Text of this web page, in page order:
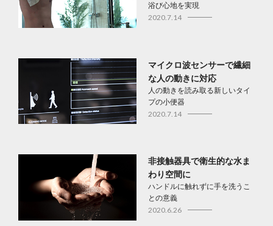
浴び心地を実現
2020.7.14
マイクロ波センサーで繊細
な人の動きに対応
人の動きを読み取る新しいタイ
プの小便器
2020.7.14
非接触器具で衛生的な水ま
わり空間に
ハンドルに触れずに手を洗うこ
との意義
2020.6.26